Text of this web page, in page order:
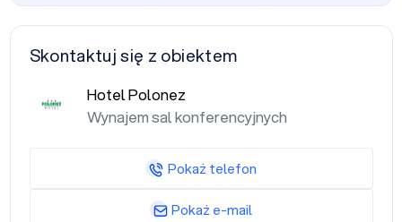
Skontaktuj się z obiektem
Hotel Polonez
Wynajem sal konferencyjnych
Pokaż telefon
Pokaż e-mail